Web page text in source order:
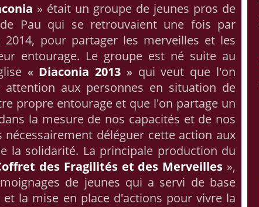
» était un groupe de jeunes pros de
Pau qui se retrouvaient une fois par
2014, pour partager les merveilles et les
entourage. Le groupe est né suite au
« Diaconia 2013 » qui veut que l'on
attention aux personnes en situation de
propre entourage et que l'on partage un
la mesure de nos capacités et de nos
nécessairement déléguer cette action aux
la solidarité. La principale production du
des Fragilités et des Merveilles »,
de jeunes qui a servi de base
la mise en place d'actions pour vivre la